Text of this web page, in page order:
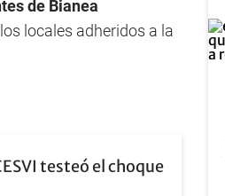
de Bianea
locales adheridos a la
testeó el choque